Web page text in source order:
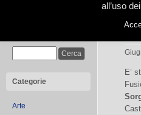
Categorie
Arte
E’
all’uso